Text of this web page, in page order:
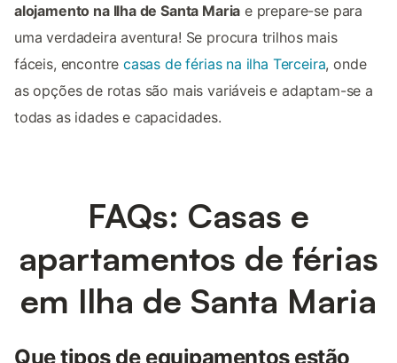
alojamento na Ilha de Santa Maria e prepare-se para
uma verdadeira aventura! Se procura trilhos mais
fáceis, encontrecasas de férias na ilha Terceira, onde
as opções de rotas são mais variáveis e adaptam-se a
todas as idades e capacidades.
FAQs: Casas e
apartamentos de férias
em Ilha de Santa Maria
Que tipos de equipamentos estão